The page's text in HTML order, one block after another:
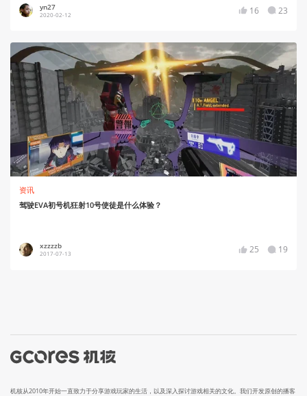
yn27
2020-02-12 16 23
资讯
驾驶EVA初号机狂射10号使徒是什么体验？
xzzzzb
2017-07-13 25 19
机核从2010年开始一直致力于分享游戏玩家的生活，以及深入探讨游戏相关的文化。我们开发原创的播客